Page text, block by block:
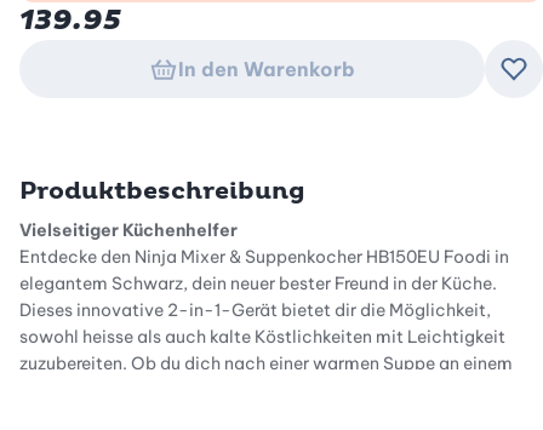
139.95
In den Warenkorb
Produktbeschreibung
Vielseitiger Küchenhelfer
Entdecke den Ninja Mixer & Suppenkocher HB150EU Foodi in
elegantem Schwarz, dein neuer bester Freund in der Küche.
Dieses innovative 2-in-1-Gerät bietet dir die Möglichkeit,
sowohl heisse als auch kalte Köstlichkeiten mit Leichtigkeit
zuzubereiten. Ob du dich nach einer warmen Suppe an einem